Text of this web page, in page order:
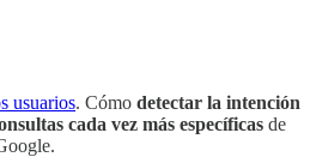
usuarios. Cómo detectar la intención
cada vez más específicas de